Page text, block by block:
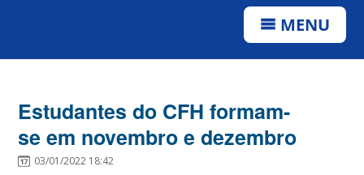
MENU
Estudantes do CFH formam-
se em novembro e dezembro
03/01/2022 18:42